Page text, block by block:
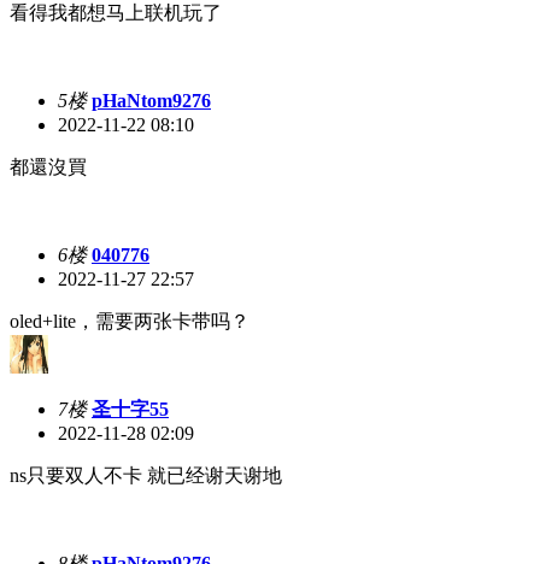
看得我都想马上联机玩了
5楼 pHaNtom9276
2022-11-22 08:10
都還沒買
6楼 040776
2022-11-27 22:57
oled+lite，需要两张卡带吗？
7楼 圣十字55
2022-11-28 02:09
ns只要双人不卡 就已经谢天谢地